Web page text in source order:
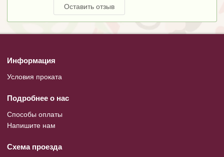
Оставить отзыв
Информация
Условия проката
Подробнее о нас
Способы оплаты
Напишите нам
Схема проезда